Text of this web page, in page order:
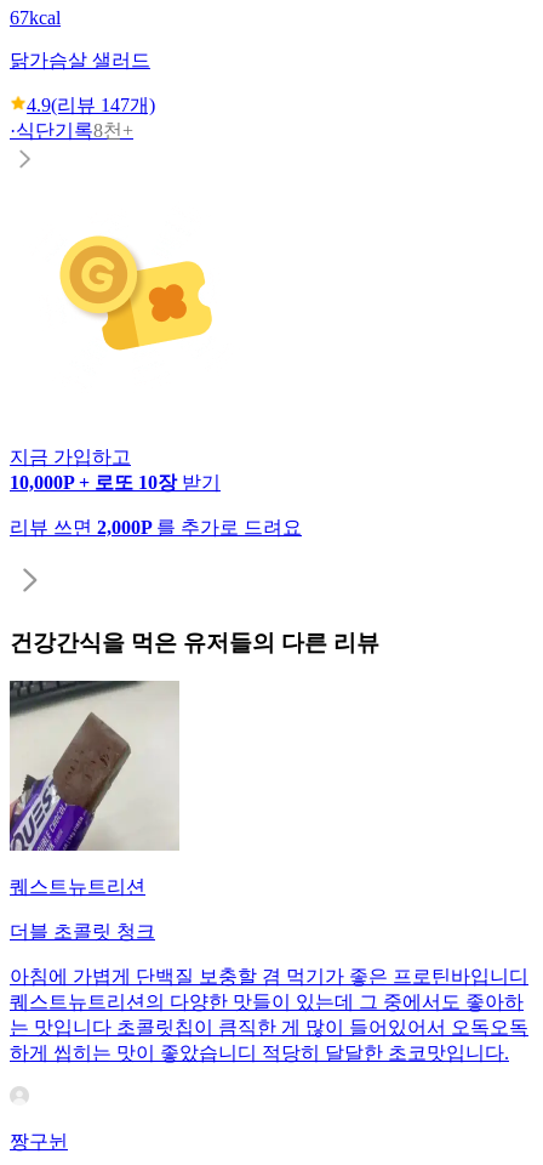
67kcal
닭가슴살 샐러드
4.9(리뷰 147개)
·식단기록8천+
지금 가입하고
10,000P + 로또 10장 받기
리뷰 쓰면 2,000P 를 추가로 드려요
건강간식을 먹은 유저들의 다른 리뷰
퀘스트뉴트리션
더블 초콜릿 청크
아침에 가볍게 단백질 보충할 겸 먹기가 좋은 프로틴바입니디
퀘스트뉴트리션의 다양한 맛들이 있는데 그 중에서도 좋아하
는 맛입니다 초콜릿칩이 큼직한 게 많이 들어있어서 오독오독
하게 씹히는 맛이 좋았습니디 적당히 달달한 초코맛입니다.
짱구뉜